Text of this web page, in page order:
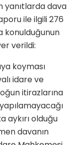
yanıtlarda dava
ile ilgili 276
konulduğunun
verildi:
koyması
idare ve
itirazlarına
aykırı olduğu
davanın